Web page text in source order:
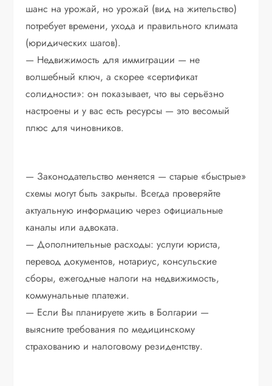
шанс на урожай, но урожай (вид на жительство)
потребует времени, ухода и правильного климата
(юридических шагов).
— Недвижимость для иммиграции — не
волшебный ключ, а скорее «сертификат
солидности»: он показывает, что вы серьёзно
настроены и у вас есть ресурсы — это весомый
плюс для чиновников.
— Законодательство меняется — старые «быстрые»
схемы могут быть закрыты. Всегда проверяйте
актуальную информацию через официальные
каналы или адвоката.
— Дополнительные расходы: услуги юриста,
перевод документов, нотариус, консульские
сборы, ежегодные налоги на недвижимость,
коммунальные платежи.
— Если Вы планируете жить в Болгарии —
выясните требования по медицинскому
страхованию и налоговому резидентству.